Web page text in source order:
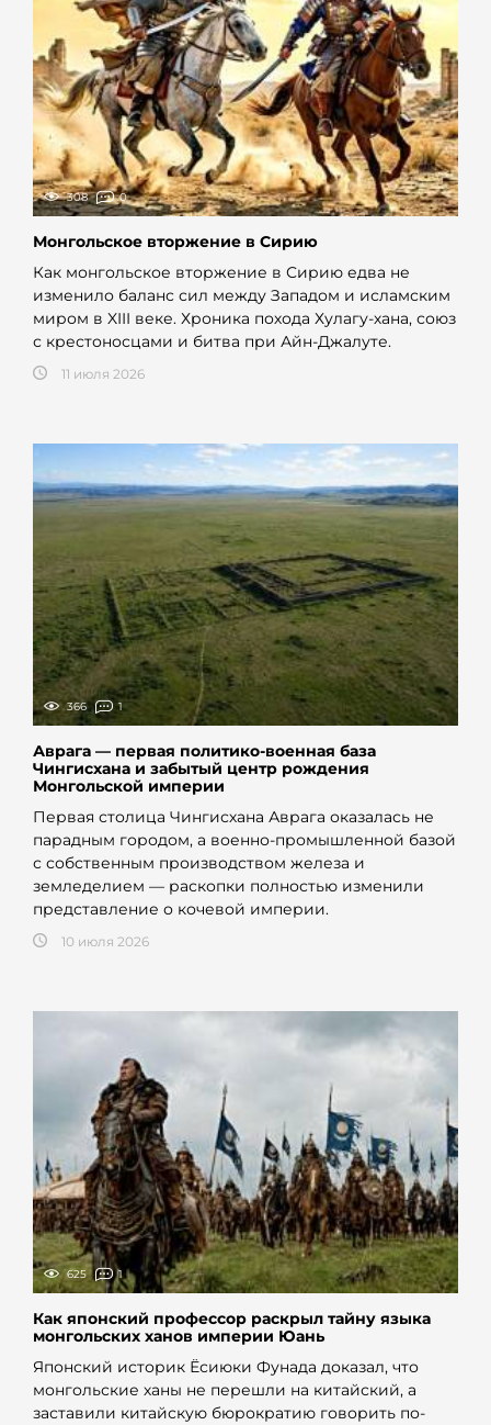
308 0
Монгольское вторжение в Сирию
Как монгольское вторжение в Сирию едва не
изменило баланс сил между Западом и исламским
миром в XIII веке. Хроника похода Хулагу-хана, союз
с крестоносцами и битва при Айн-Джалуте.
11 июля 2026
366 1
Аврага — первая политико-военная база
Чингисхана и забытый центр рождения
Монгольской империи
Первая столица Чингисхана Аврага оказалась не
парадным городом, а военно-промышленной базой
с собственным производством железа и
земледелием — раскопки полностью изменили
представление о кочевой империи.
10 июля 2026
625 1
Как японский профессор раскрыл тайну языка
монгольских ханов империи Юань
Японский историк Ёсиюки Фунада доказал, что
монгольские ханы не перешли на китайский, а
заставили китайскую бюрократию говорить по-